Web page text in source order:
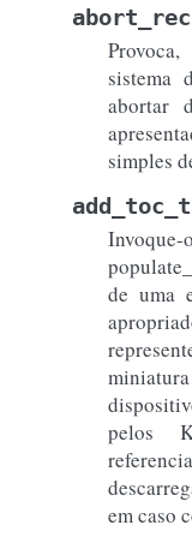
sistema
abortar
simples
de uma
pelos
em caso